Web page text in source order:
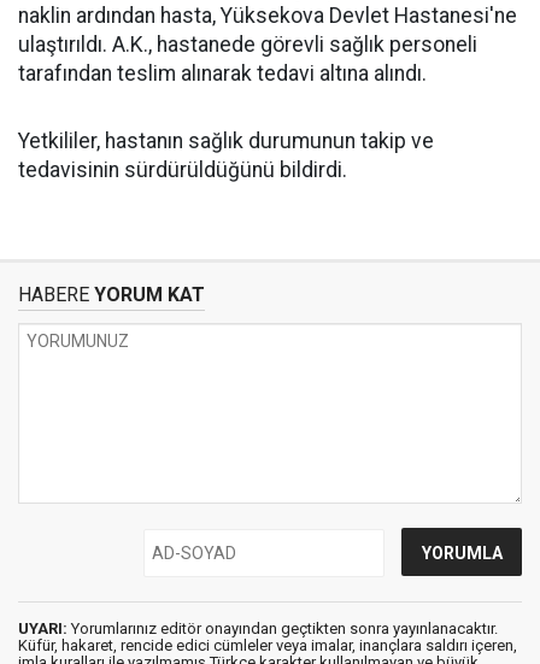
naklin ardından hasta, Yüksekova Devlet Hastanesi'ne
ulaştırıldı. A.K., hastanede görevli sağlık personeli
tarafından teslim alınarak tedavi altına alındı.
Yetkililer, hastanın sağlık durumunun takip ve
tedavisinin sürdürüldüğünü bildirdi.
HABERE YORUM KAT
UYARI: Yorumlarınız editör onayından geçtikten sonra yayınlanacaktır.
Küfür, hakaret, rencide edici cümleler veya imalar, inançlara saldırı içeren,